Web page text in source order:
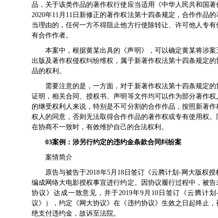
品，关于该类作品的著作权行使应当适用《中华人民共和国
2020年11月11日新修正的著作权法第十四条规定，合作作品
当理由的，任何一方不得阻止他方行使除转让、许可他人专
有合作作者。
本案中，根据黄某出具的《声明》，可以确定黄某将涉
出版及著作权侵权纠纷维权，属于新著作权法第十四条规定
品的权利。
需要注意的是，一方面，对于新著作权法第十四条规定
证明，相关合同、授权书、声明等文件均可以作为部分著作
的继受权利人来说，特别是不可分割的合作作品，按照新著
权人的同意，否则无法取得合作作品的著作权或专有使用权
在协商不一致时，有效维护自己的合法权利。
03案例： 涉另行约定的违约金条款合同纠纷案
案情简介
原告与被告于2018年5月18日签订《云腾计划-网大版权
编成网络大电影授权事宜进行约定。因协议履行过程中，被
协议》达成一致意见，并于2019年9月10日签订《云腾计
议》），约定《网大协议》在《违约协议》生效之日起终止
绝支付违约金，故诉至法院。